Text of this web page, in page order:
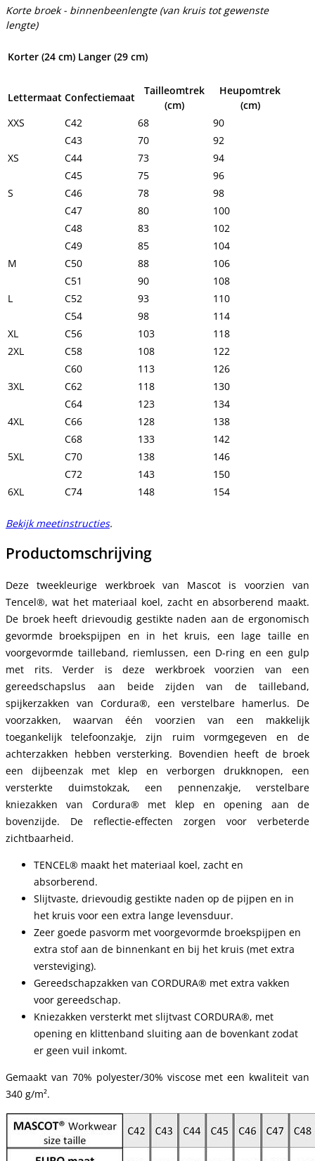
Korte broek - binnenbeenlengte (van kruis tot gewenste
lengte)
Korter (24 cm) Langer (29 cm)
Lettermaat Confectiemaat
Tailleomtrek
(cm)
Heupomtrek
(cm)
XXS
C42 68
90
C43
70
92
XS
C44 73
94
C45
75
96
S
C46 78
98
C47
80
100
C48
83
102
C49
85
104
M
C50 88
106
C51
90
108
L
C52 93
110
C54
98
114
XL
C56 103
118
2XL
C58 108
122
C60
113
126
3XL
C62 118
130
C64
123
134
4XL
C66 128
138
C68
133
142
5XL
C70 138
146
C72
143
150
6XL
C74 148 154
Bekijk meetinstructies.
Productomschrijving
Deze tweekleurige werkbroek van Mascot is voorzien van
Tencel®, wat het materiaal koel, zacht en absorberend maakt.
De broek heeft drievoudig gestikte naden aan de ergonomisch
gevormde broekspijpen en in het kruis, een lage taille en
voorgevormde tailleband, riemlussen, een D-ring en een gulp
met rits. Verder is deze werkbroek voorzien van een
gereedschapslus aan beide zijden van de tailleband,
spijkerzakken van Cordura®, een verstelbare hamerlus. De
voorzakken, waarvan één voorzien van een makkelijk
toegankelijk telefoonzakje, zijn ruim vormgegeven en de
achterzakken hebben versterking. Bovendien heeft de broek
een dijbeenzak met klep en verborgen drukknopen, een
versterkte duimstokzak, een pennenzakje, verstelbare
kniezakken van Cordura® met klep en opening aan de
bovenzijde. De reflectie-effecten zorgen voor verbeterde
zichtbaarheid.
TENCEL® maakt het materiaal koel, zacht en
absorberend.
Slijtvaste, drievoudig gestikte naden op de pijpen en in
het kruis voor een extra lange levensduur.
Zeer goede pasvorm met voorgevormde broekspijpen en
extra stof aan de binnenkant en bij het kruis (met extra
versteviging).
Gereedschapzakken van CORDURA® met extra vakken
voor gereedschap.
Kniezakken versterkt met slijtvast CORDURA®, met
opening en klittenband sluiting aan de bovenkant zodat
er geen vuil inkomt.
Gemaakt van 70% polyester/30% viscose met een kwaliteit van
340 g/m².